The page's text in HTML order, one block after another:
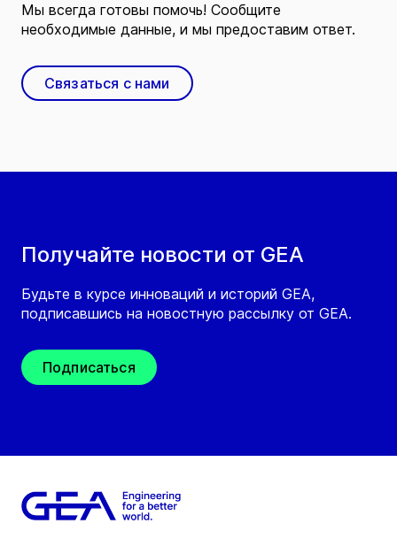
Получайте новости от GEA
Будьте в курсе инноваций и историй GEA,
подписавшись на новостную рассылку от GEA.
Подписаться
Мы всегда готовы помочь! Сообщите
необходимые данные, и мы предоставим ответ.
Связаться с нами